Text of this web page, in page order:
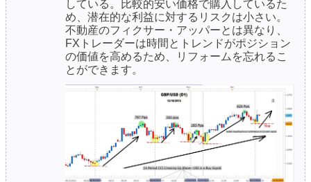
している。比較的安い価格で購入しているた
め、潜在的な利益に対するリスクは小さい。
不動産のフィクサー・アッパーとは異なり、
FXトレーダーは時間とトレンドがポジション
の価値を高めるため、リフォームを忘れるこ
とができます。